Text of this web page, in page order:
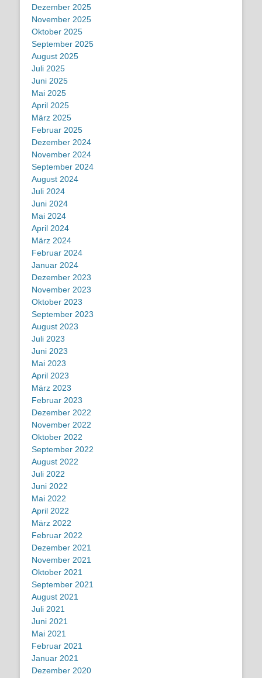
Dezember 2025
November 2025
Oktober 2025
September 2025
August 2025
Juli 2025
Juni 2025
Mai 2025
April 2025
März 2025
Februar 2025
Dezember 2024
November 2024
September 2024
August 2024
Juli 2024
Juni 2024
Mai 2024
April 2024
März 2024
Februar 2024
Januar 2024
Dezember 2023
November 2023
Oktober 2023
September 2023
August 2023
Juli 2023
Juni 2023
Mai 2023
April 2023
März 2023
Februar 2023
Dezember 2022
November 2022
Oktober 2022
September 2022
August 2022
Juli 2022
Juni 2022
Mai 2022
April 2022
März 2022
Februar 2022
Dezember 2021
November 2021
Oktober 2021
September 2021
August 2021
Juli 2021
Juni 2021
Mai 2021
Februar 2021
Januar 2021
Dezember 2020